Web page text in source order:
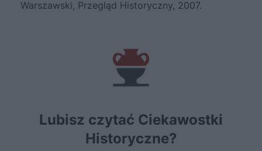
Warszawski, Przegląd Historyczny, 2007.